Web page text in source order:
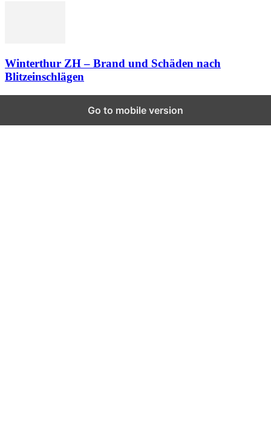
Winterthur ZH – Brand und Schäden nach
Blitzeinschlägen
Go to mobile version